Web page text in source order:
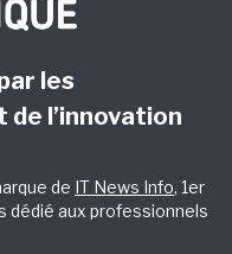
les
de l’innovation
de IT News Info, 1er
dédié aux professionnels